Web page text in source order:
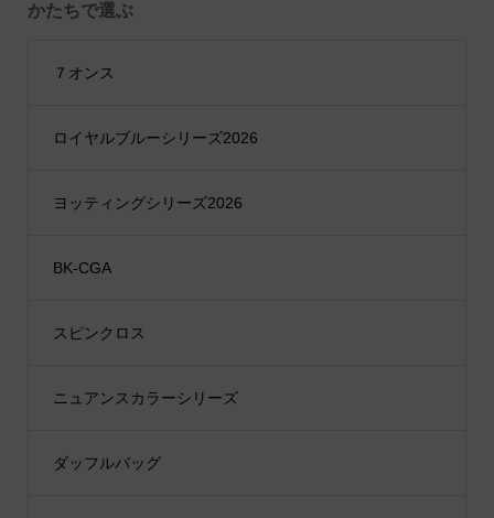
かたちで選ぶ
７オンス
ロイヤルブルーシリーズ2026
ヨッティングシリーズ2026
BK-CGA
スピンクロス
ニュアンスカラーシリーズ
ダッフルバッグ